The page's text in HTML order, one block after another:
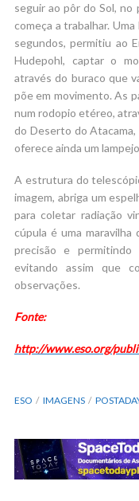
seguir ao pôr do Sol, no
começa a trabalhar.
segundos, permitiu ao
Hudepohl, captar o
através do buraco que
põe em movimento. As
num rodopio etéreo,
do Deserto do
oferece ainda um
A estrutura do
imagem, abriga um
para coletar radiação
cúpula é uma
precisão e permitindo
evitando assim que
observações.
Fonte:
http://www.eso.org/
ESO IMAGENS